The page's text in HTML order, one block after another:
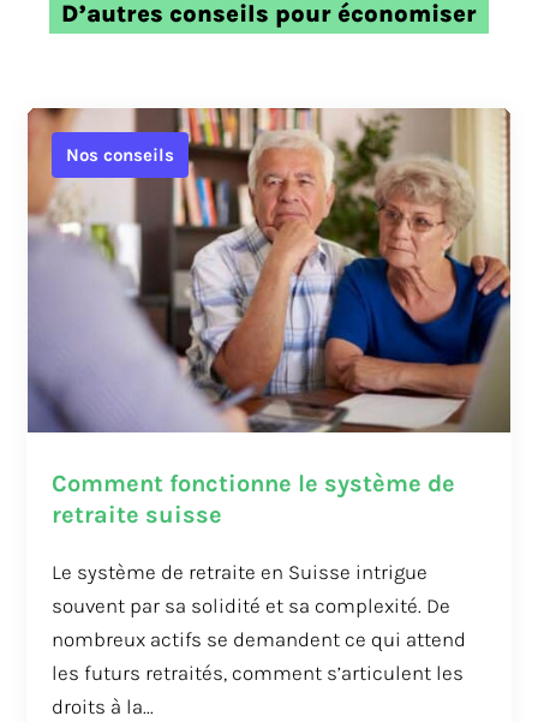
D’autres conseils pour économiser
Nos conseils
Comment fonctionne le système de
retraite suisse
Le système de retraite en Suisse intrigue
souvent par sa solidité et sa complexité. De
nombreux actifs se demandent ce qui attend
les futurs retraités, comment s’articulent les
droits à la...